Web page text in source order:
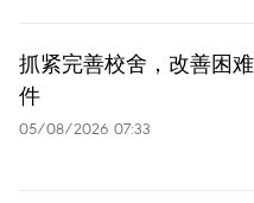
抓紧完善校舍，改善困
件
05/08/2026 07:33